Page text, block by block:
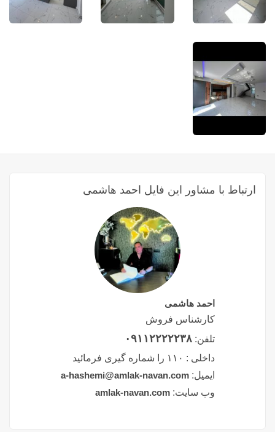
ارتباط با مشاور این فایل احمد هاشمی
احمد هاشمی
کارشناس فروش
تلفن: ۰۹۱۱۲۲۲۲۲۳۸
داخلی : ۱۱۰ را شماره گیری فرمائید
ایمیل: a-hashemi@amlak-navan.com
وب سایت: amlak-navan.com